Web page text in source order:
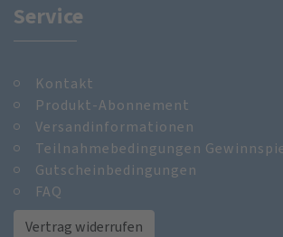
Service
Kontakt
Produkt-Abonnement
Versandinformationen
Teilnahmebedingungen
Gutscheinbedingungen
FAQ
Vertrag widerrufen